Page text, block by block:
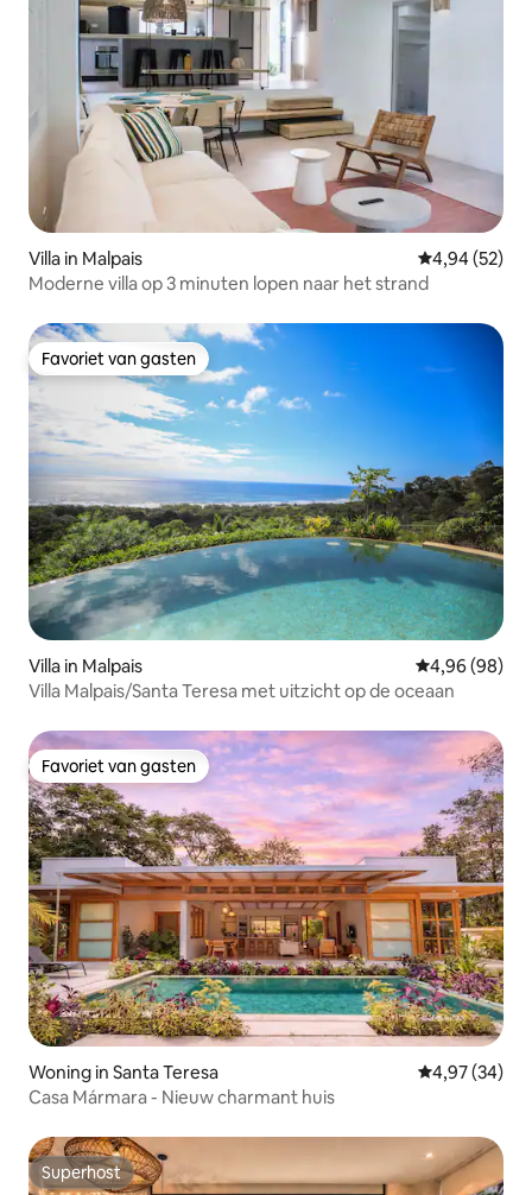
Villa in Malpais Gemiddelde
4,94 (52)
Moderne villa op 3 minuten lopen naar het strand
Favoriet van gasten
Favoriet van gasten
Villa in Malpais Gemiddelde
4,96 (98)
Villa Malpais/Santa Teresa met uitzicht op de oceaan
Favoriet van gasten
Favoriet van gasten
Woning in Santa Teresa Gemiddelde
4,97 (34)
Casa Mármara - Nieuw charmant huis
Superhost
Superhost